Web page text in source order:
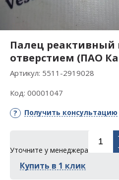
Палец реактивный
отверстием (ПАО
Артикул: 5511-2919028
Код: 00001047
Получить консультацию
Уточните у менеджера
Купить в 1 клик